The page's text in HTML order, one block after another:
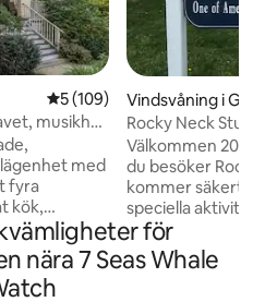
5 av 5 i genomsnittligt
5 (109)
musikhall
med
fyra
kök,
Önskvärt
Rockport
Shalin
Vindsvåning i
Rocky Neck
Massachusetts.
Välkommen
du besöker
kommer säkert
speciella
sommar och höst. Vi ligger i den
änden", på ett
återvändsgata i
för
nära 7 Seas Whale